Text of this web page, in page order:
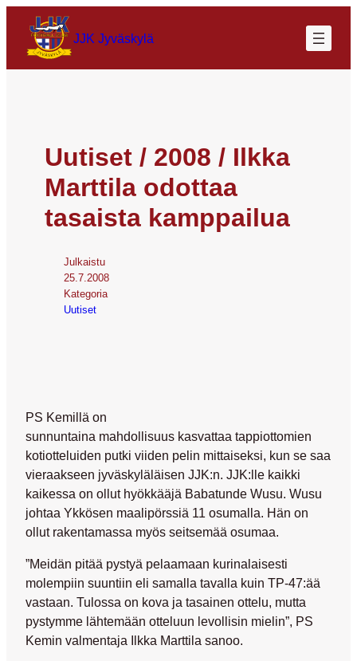
JJK Jyväskylä
Uutiset / 2008 / Ilkka
Marttila odottaa
tasaista kamppailua
Julkaistu
25.7.2008
Kategoria
Uutiset
PS Kemillä on
sunnuntaina mahdollisuus kasvattaa tappiottomien
kotiotteluiden putki viiden pelin mittaiseksi, kun se saa
vieraakseen jyväskyläläisen JJK:n. JJK:lle kaikki
kaikessa on ollut hyökkääjä Babatunde Wusu. Wusu
johtaa Ykkösen maalipörssiä 11 osumalla. Hän on
ollut rakentamassa myös seitsemää osumaa.
”Meidän pitää pystyä pelaamaan kurinalaisesti
molempiin suuntiin eli samalla tavalla kuin TP-47:ää
vastaan. Tulossa on kova ja tasainen ottelu, mutta
pystymme lähtemään otteluun levollisin mielin”, PS
Kemin valmentaja Ilkka Marttila sanoo.